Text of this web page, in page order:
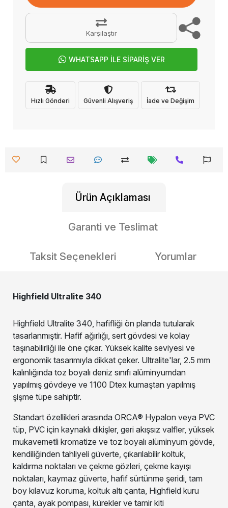
Karşılaştır
WHATSAPP İLE SİPARİŞ VER
Hızlı Gönderi Güvenli Alışveriş İade ve Değişim
Ürün Açıklaması
Garanti ve Teslimat
Taksit Seçenekleri Yorumlar
Highfield Ultralite 340
Highfield Ultralite 340, hafifliği ön planda tutularak
tasarlanmıştir. Hafif ağırlığı, sert gövdesi ve kolay
taşınabilirliği ile öne çıkar. Yüksek kalite seviyesi ve
ergonomik tasarımıyla dikkat çeker. Ultralite'lar, 2.5 mm
kalınlığında toz boyalı deniz sınıfı alüminyumdan
yapılmış gövdeye ve 1100 Dtex kumaştan yapılmış
şişme tüpe sahiptir.
Standart özellikleri arasında ORCA® Hypalon veya PVC
tüp, PVC için kaynaklı dikişler, geri akışsız valfler, yüksek
mukavemetli kromatize ve toz boyalı alüminyum gövde,
kendiliğinden tahliyeli güverte, çıkarılabilir koltuk,
kaldırma noktaları ve çekme gözleri, çekme kayışı
noktaları, kaymaz güverte, hafif sürtünme şeridi, tam
boy kılavuz koruma, koltuk altı çanta, Highfield kuru
çanta, ayak pompası, kürekler ve tamir kiti